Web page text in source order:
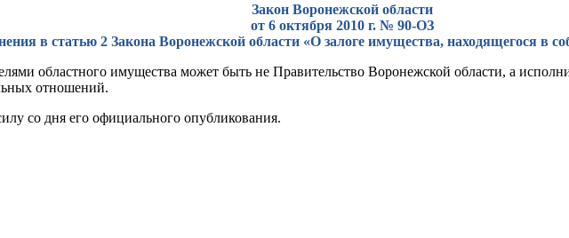
Закон Воронежской области
от 6 октября 2010 г. № 90-ОЗ
в статью 2 Закона Воронежской области «О залоге имущества, находящегося в
областного имущества может быть не Правительство Воронежской области, а
отношений.
со дня его официального опубликования.